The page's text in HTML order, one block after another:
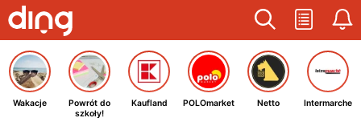
Wakacje
Powrót do
szkoły!
Kaufland POLOmarket Netto Intermarche